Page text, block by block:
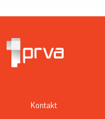
Kontakt